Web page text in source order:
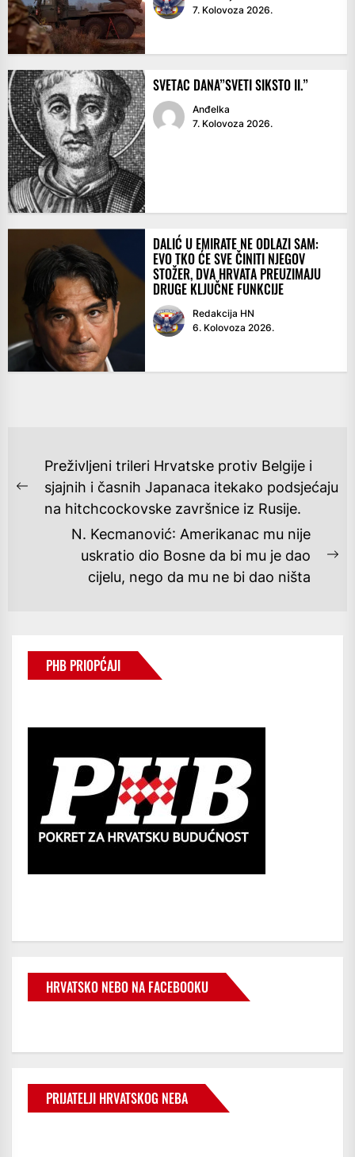
7. Kolovoza 2026.
SVETAC DANA”SVETI SIKSTO II.”
Anđelka
7. Kolovoza 2026.
DALIĆ U EMIRATE NE ODLAZI SAM:
EVO TKO ĆE SVE ČINITI NJEGOV
STOŽER, DVA HRVATA PREUZIMAJU
DRUGE KLJUČNE FUNKCIJE
Redakcija HN
6. Kolovoza 2026.
NAVIGACIJA
OBJAVA
Previous
post:
Preživljeni trileri Hrvatske protiv Belgije i
sjajnih i časnih Japanaca itekako podsjećaju
na hitchcockovske završnice iz Rusije.
N. Kecmanović: Amerikanac mu nije
uskratio dio Bosne da bi mu je dao
cijelu, nego da mu ne bi dao ništa
PHB PRIOPĆAJI
HRVATSKO NEBO NA FACEBOOKU
PRIJATELJI HRVATSKOG NEBA